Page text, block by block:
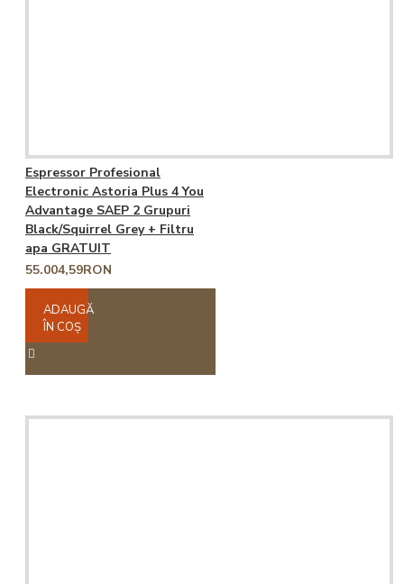
Espressor Profesional
Electronic Astoria Plus 4 You
Advantage SAEP 2 Grupuri
Black/Squirrel Grey + Filtru
apa GRATUIT
55.004,59RON
ADAUGĂ
ÎN COŞ